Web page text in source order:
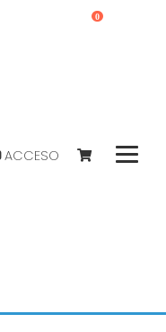
ACCESO
0